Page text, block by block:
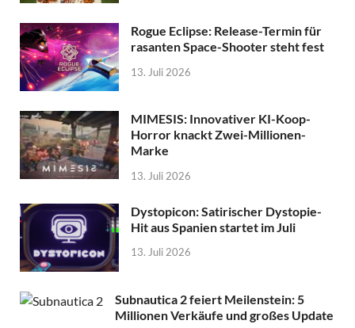
Rogue Eclipse: Release-Termin für
rasanten Space-Shooter steht fest
13. Juli 2026
MIMESIS: Innovativer KI-Koop-
Horror knackt Zwei-Millionen-
Marke
13. Juli 2026
Dystopicon: Satirischer Dystopie-
Hit aus Spanien startet im Juli
13. Juli 2026
Subnautica 2 feiert Meilenstein: 5
Millionen Verkäufe und großes Update